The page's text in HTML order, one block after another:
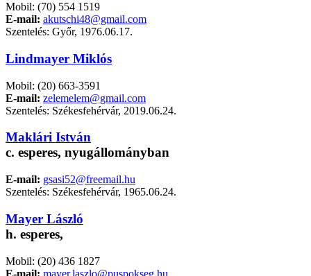
Mobil: (70) 554 1519
E-mail: akutschi48@gmail.com
Szentelés: Győr, 1976.06.17.
Lindmayer Miklós
Mobil: (20) 663-3591
E-mail: zelemelem@gmail.com
Szentelés: Székesfehérvár, 2019.06.24.
Maklári István
c. esperes, nyugállományban
E-mail: gsasi52@freemail.hu
Szentelés: Székesfehérvár, 1965.06.24.
Mayer László
h. esperes,
Mobil: (20) 436 1827
E-mail: mayer.laszlo@puspokseg.hu